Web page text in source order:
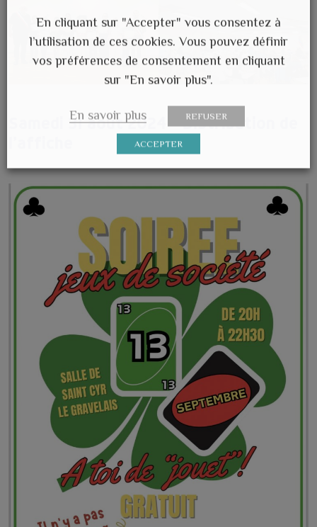
Samedi 31 août 2024 – Distribution de
En cliquant sur "Accepter" vous consentez à
l’utilisation de ces cookies. Vous pouvez définir
vos préférences de consentement en cliquant
sur "En savoir plus".
En savoir plus REFUSER
ACCEPTER